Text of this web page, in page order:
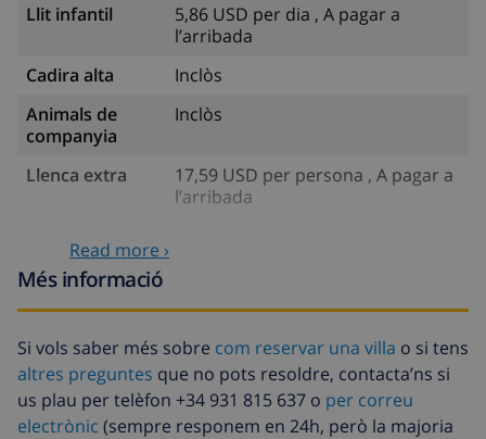
Llit infantil
5,86 USD per dia , A pagar a
l’arribada
Cadira alta
Inclòs
Animals de
companyia
Inclòs
Llenca extra
17,59 USD per persona , A pagar a
l’arribada
Neteja extra
Basat en el consum d’energia
(52,77 USD/HOUR)
Fons de
cancel·lació :
4.80% De la quantitat total
Read more ›
Més informació
Si vols saber més sobre com reservar una villa o si tens
altres preguntes que no pots resoldre, contacta’ns si
us plau per telèfon +34 931 815 637 o per correu
electrònic (sempre responem en 24h, però la majoria